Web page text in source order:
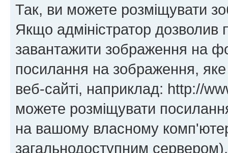
Так, ви можете розміщувати
Якщо адміністратор
завантажити зображення на
посилання на зображення, яке
веб-сайті, наприклад: http://
можете розміщувати
на вашому власному
загальнодоступним